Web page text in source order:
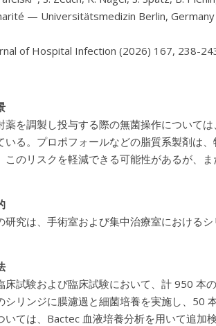
— Universitätsmedizin Berlin, Germany
of Hospital Infection (2026) 167, 238-
薬を調製し投与する際の無菌操作について
いる。プロポフォールなどの脂質系製剤は
このリスクを軽減できる可能性があるが、ま
研究は、手術室および集中治療室における
床試験および臨床試験において、計 950 本
シリンジに膜濾過と細菌培養を実施し、50
いては、Bactec 血液培養分析を用いて追加